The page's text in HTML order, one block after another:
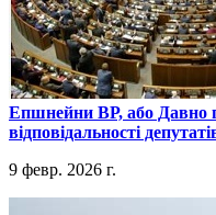
​Епшнейни ВР, або Давно
відповідальності
9 февр. 2026 г.